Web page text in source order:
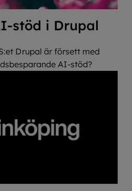
stöd i Drupal
Drupal är försett med
AI-stöd?